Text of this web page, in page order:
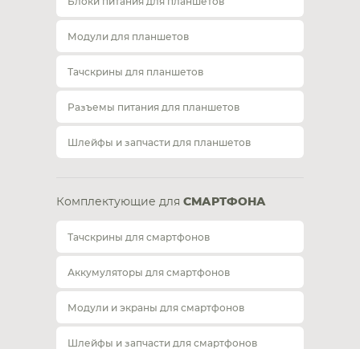
Модули для планшетов
Тачскрины для планшетов
Разъемы питания для планшетов
Шлейфы и запчасти для планшетов
Комплектующие для СМАРТФОНА
Тачскрины для смартфонов
Аккумуляторы для смартфонов
Модули и экраны для смартфонов
Шлейфы и запчасти для смартфонов